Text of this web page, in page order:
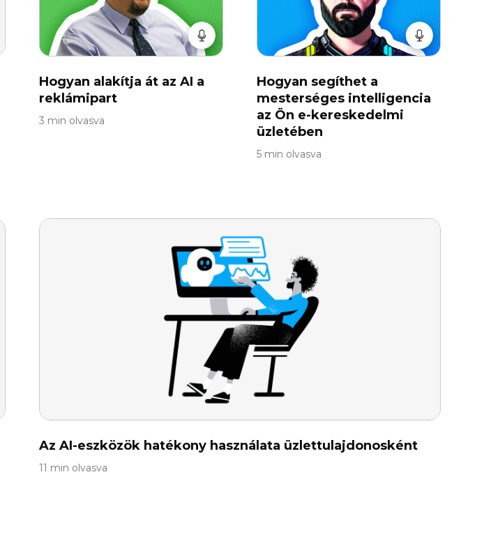
Hogyan alakítja át az AI a
reklámipart
3 min olvasva
Hogyan segíthet a
mesterséges intelligencia
az Ön e-kereskedelmi
üzletében
5 min olvasva
Az AI-eszközök hatékony használata üzlettulajdonosként
11 min olvasva